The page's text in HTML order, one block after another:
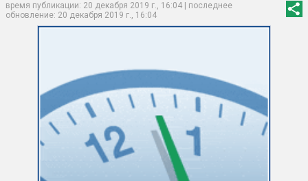
время публикации: 20 декабря 2019 г., 16:04 | последнее
обновление: 20 декабря 2019 г., 16:04